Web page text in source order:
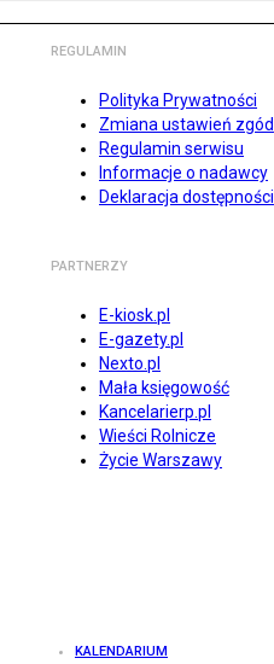
REGULAMIN
Polityka Prywatności
Zmiana ustawień zgód
Regulamin serwisu
Informacje o nadawcy
Deklaracja dostępności
PARTNERZY
E-kiosk.pl
E-gazety.pl
Nexto.pl
Mała księgowość
Kancelarierp.pl
Wieści Rolnicze
Życie Warszawy
KALENDARIUM